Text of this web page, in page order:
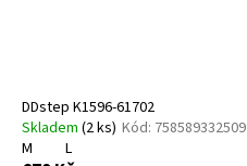
DDstep K1596-61702
Skladem (2 ks) Kód: 758589332509
M
L